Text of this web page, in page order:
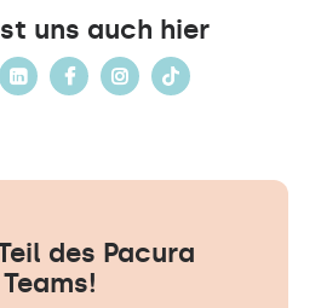
uns auch hier
des Pacura
Teams!